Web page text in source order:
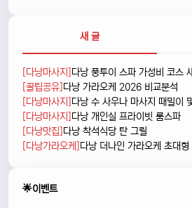
새 글
[다낭마사지]다낭 풍투이 스파 가성비 코스
[꿀팁공유]다낭 가라오케 2026 비교분석
[다낭마사지]다낭 수 사우나 마사지 때밀이
[다낭마사지]다낭 개인실 프라이빗 룸스파
[다낭맛집]다낭 착석식당 탄 그릴
[다낭가라오케]다낭 더나인 가라오케 초대
🌟이벤트